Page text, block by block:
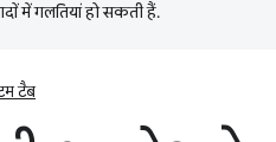
में गलतियां हो सकती हैं.
टैब